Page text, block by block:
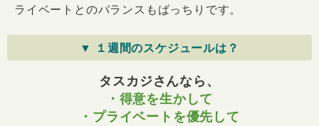
ライベートとのバランスもばっちりです。
▼ １週間のスケジュールは？
タスカジさんなら、
・得意を生かして
・プライベートを優先して